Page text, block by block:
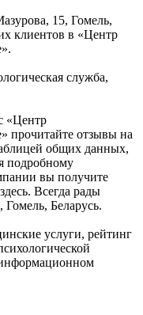
15, Гомель,
клиентов в «Центр
служба,
«Центр
прочитайте отзывы на
общих данных,
подробному
вы получите
Всегда рады
Гомель, Беларусь.
услуги, рейтинг